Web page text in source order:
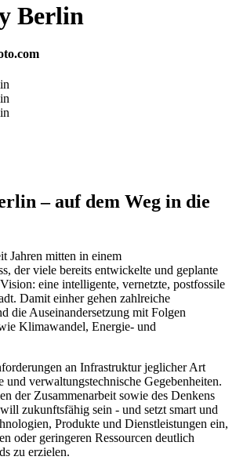
Berlin
– auf dem Weg in die
Jahren mitten in einem
der viele bereits entwickelte und geplante
eine intelligente, vernetzte, postfossile
Damit einher gehen zahlreiche
die Auseinandersetzung mit Folgen
Klimawandel, Energie- und
an Infrastruktur jeglicher Art
und verwaltungstechnische Gegebenheiten.
der Zusammenarbeit sowie des Denkens
zukunftsfähig sein - und setzt smart und
Produkte und Dienstleistungen ein,
oder geringeren Ressourcen deutlich
zu erzielen.